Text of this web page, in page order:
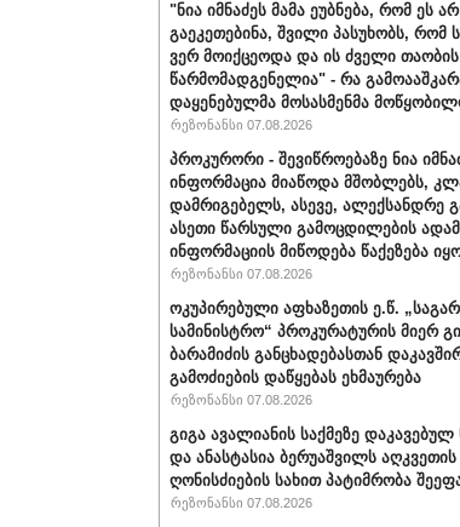
"ნია იმნაძეს მამა ეუბნება, რომ ეს
გაეკეთებინა, შვილი პასუხობს, რომ
ვერ მოიქცეოდა და ის ძველი თაობის
წარმომადგენელია" - რა
დაყენებულმა მოსასმენმა
რეზონანსი 07.08.2026
პროკურორი - შევიწროებაზე ნია
ინფორმაცია მიაწოდა მშობლებს,
დამრიგებელს, ასევე, ალექსანდრე
ასეთი წარსული გამოცდილების
ინფორმაციის მიწოდება წაქეზება
რეზონანსი 07.08.2026
ოკუპირებული აფხაზეთის ე.წ.
სამინისტრო“ პროკურატურის მიერ
ბარამიძის განცხადებასთან
გამოძიების დაწყებას ეხმაურება
რეზონანსი 07.08.2026
გიგა ავალიანის საქმეზე დაკავებულ
და ანასტასია ბერუაშვილს აღკვეთის
ღონისძიების სახით პატიმრობა
რეზონანსი 07.08.2026